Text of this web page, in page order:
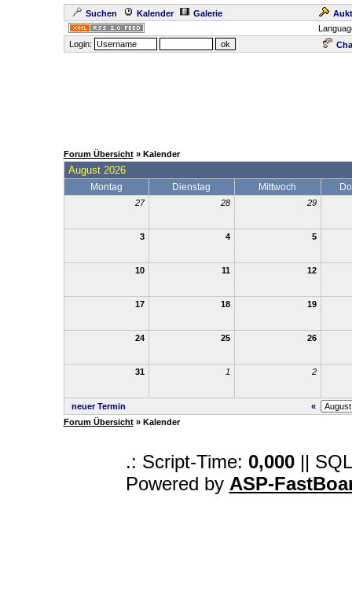
Suchen Kalender Galerie
Login:
Forum Übersicht» Kalender
August 2026
Montag Dienstag Mittwoch
27 28 29
3 4 5
10 11 12
17 18 19
24 25 26
31 1 2
neuer Termin
«
Forum Übersicht» Kalender
.: Script-Time: 0,000||
Powered by ASP-